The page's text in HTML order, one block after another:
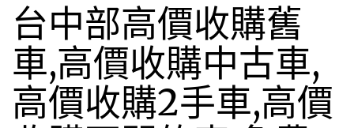
台中部高價收購舊
車,高價收購中古車,
高價收購2手車,高價